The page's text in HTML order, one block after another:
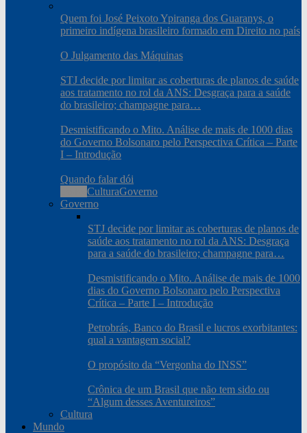
Quem foi José Peixoto Ypiranga dos Guaranys, o
primeiro indígena brasileiro formado em Direito no país
O Julgamento das Máquinas
STJ decide por limitar as coberturas de planos de saúde
aos tratamento no rol da ANS: Desgraça para a saúde
do brasileiro; champagne para…
Desmistificando o Mito. Análise de mais de 1000 dias
do Governo Bolsonaro pelo Perspectiva Crítica – Parte
I – Introdução
Quando falar dói
CulturaGoverno
Governo
STJ decide por limitar as coberturas de planos de
saúde aos tratamento no rol da ANS: Desgraça
para a saúde do brasileiro; champagne para…
Desmistificando o Mito. Análise de mais de 1000
dias do Governo Bolsonaro pelo Perspectiva
Crítica – Parte I – Introdução
Petrobrás, Banco do Brasil e lucros exorbitantes:
qual a vantagem social?
O propósito da “Vergonha do INSS”
Crônica de um Brasil que não tem sido ou
“Algum desses Aventureiros”
Cultura
Mundo